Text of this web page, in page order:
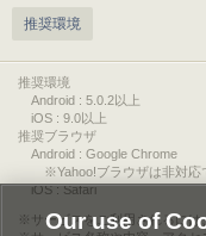
推奨環境
推奨環境
Android : 5.0.2以上
iOS : 9.0以上
推奨ブラウザ
Android : Google Chrome
※Yahoo!ブラウザは非対応
iOS : Safari
サービスをご利用されるに
Our use of